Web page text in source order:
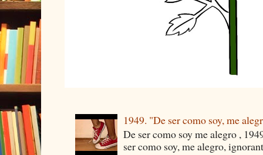
1949. "De ser como soy, me
De ser como soy me alegro ,
ser como soy, me alegro,